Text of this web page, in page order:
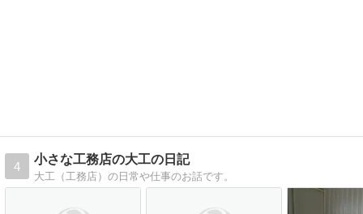
4
小さな工務店の大工の日記
大工（工務店）の日常や仕事のお話です。